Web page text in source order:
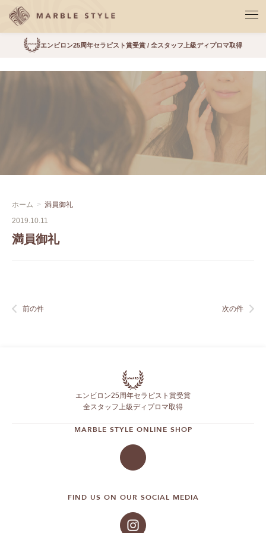
エンビロン25周年セラピスト賞受賞 / 全スタッフ上級ディプロマ取得
ホーム
満員御礼
2019.10.11
満員御礼
前の件 次の件
エンビロン25周年セラピスト賞受賞
全スタッフ上級ディプロマ取得
MARBLE STYLE ONLINE SHOP
FIND US ON OUR SOCIAL MEDIA